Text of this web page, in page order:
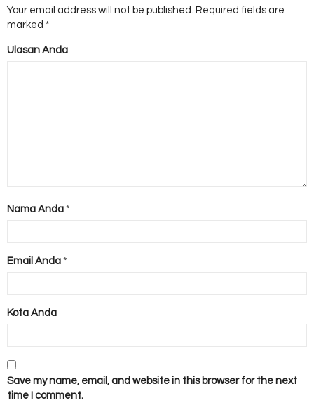
Your email address will not be published. Required fields are
marked *
Ulasan Anda
Nama Anda *
Email Anda *
Kota Anda
Save my name, email, and website in this browser for the next
time I comment.